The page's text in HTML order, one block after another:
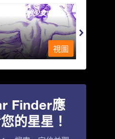
鍊鎖著的少女
視圖
Finder應
的星星！